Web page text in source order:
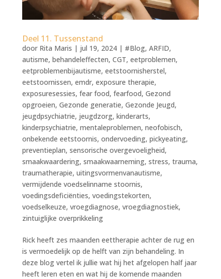
Deel 11. Tussenstand
door Rita Maris | jul 19, 2024| #Blog, ARFID,
autisme, behandeleffecten, CGT, eetproblemen,
eetproblemenbijautisme, eetstoornisherstel,
eetstoornissen, emdr, exposure therapie,
exposuresessies, fear food, fearfood, Gezond
opgroeien, Gezonde generatie, Gezonde Jeugd,
jeugdpsychiatrie, jeugdzorg, kinderarts,
kinderpsychiatrie, mentaleproblemen, neofobisch,
onbekende eetstoornis, ondervoeding, pickyeating,
preventieplan, sensorische overgevoeligheid,
smaakwaardering, smaakwaarneming, stress, trauma,
traumatherapie, uitingsvormenvanautisme,
vermijdende voedselinname stoornis,
voedingsdeficiënties, voedingstekorten,
voedselkeuze, vroegdiagnose, vroegdiagnostiek,
zintuiglijke overprikkeling
Rick heeft zes maanden eettherapie achter de rug en
is vermoedelijk op de helft van zijn behandeling. In
deze blog vertel ik jullie wat hij het afgelopen half jaar
heeft leren eten en wat hij de komende maanden